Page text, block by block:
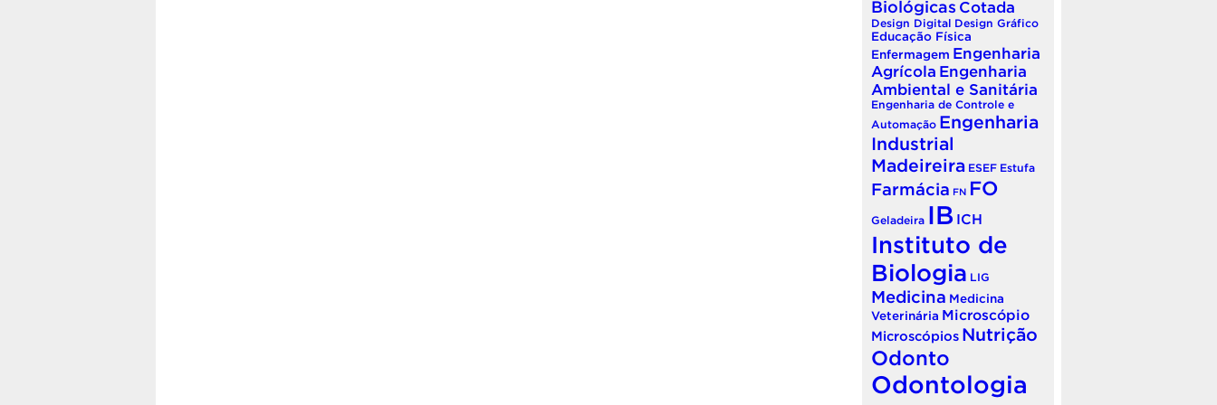
Biológicas Cotada
Design Digital Design Gráfico
Educação Física
Enfermagem Engenharia
Agrícola Engenharia
Ambiental e Sanitária
Engenharia de Controle e
Automação Engenharia
Industrial
Madeireira ESEF Estufa
Farmácia FN FO
Geladeira IB ICH
Instituto de
Biologia LIG
Medicina Medicina
Veterinária Microscópio
Microscópios Nutrição
Odonto
Odontologia